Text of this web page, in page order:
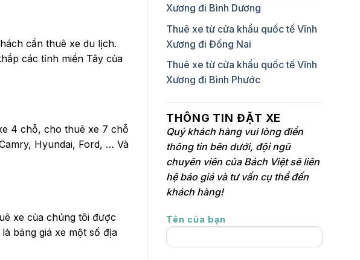
cần thuê xe du lịch.
các tỉnh miền Tây của
4 chỗ, cho thuê xe 7 chỗ
Hyundai, Ford, … Và
xe của chúng tôi được
bảng giá xe một số địa
Xương đi Bình Dương
Thuê xe từ cửa khẩu quốc tế Vĩnh
Xương đi Đồng Nai
Thuê xe từ cửa khẩu quốc tế Vĩnh
Xương đi Bình Phước
THÔNG TIN ĐẶT XE
Quý khách hàng vui lòng điền
thông tin bên dưới, đội ngũ
chuyên viên của Bách Việt sẽ liên
hệ báo giá và tư vấn cụ thể đến
khách hàng!
Tên của bạn